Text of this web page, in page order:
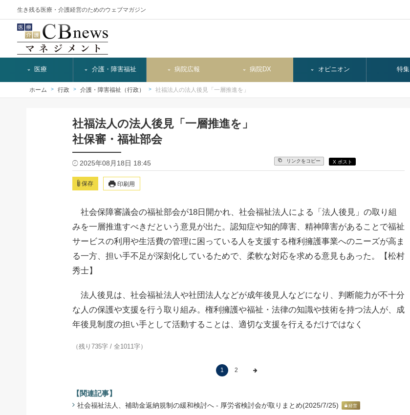
生き残る医療・介護経営のためのウェブマガジン
医療 介護・障害福祉 病院広報 病院DX オピニオン 特集
ホーム 行政 介護・障害福祉（行政） 社福法人の法人後見「一層推進を」
社福法人の法人後見「一層推進を」
社保審・福祉部会
2025年08月18日 18:45 リンクをコピー X ポスト
保存 印刷用
社会保障審議会の福祉部会が18日開かれ、社会福祉法人による「法人後見」の取り組
みを一層推進すべきだという意見が出た。認知症や知的障害、精神障害があることで福祉
サービスの利用や生活費の管理に困っている人を支援する権利擁護事業へのニーズが高ま
る一方、担い手不足が深刻化しているためで、柔軟な対応を求める意見もあった。【松村
秀士】
法人後見は、社会福祉法人や社団法人などが成年後見人などになり、判断能力が不十分
な人の保護や支援を行う取り組み。権利擁護や福祉・法律の知識や技術を持つ法人が、成
年後見制度の担い手として活動することは、適切な支援を行えるだけではなく
（残り735字 / 全1011字）
1 2
【関連記事】
社会福祉法人、補助金返納規制の緩和検討へ - 厚労省検討会が取りまとめ(2025/7/25) 経営